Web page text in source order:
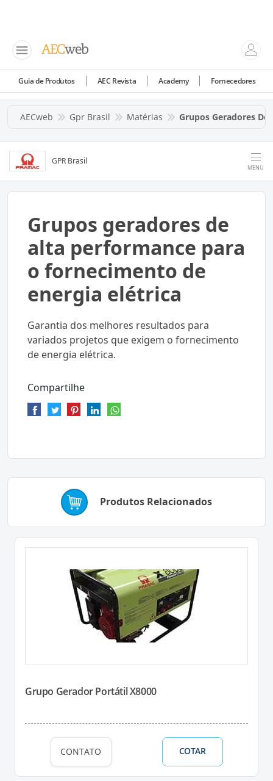
Guia de Produtos AEC Revista Academy Fornecedores
AECweb Gpr Brasil Matérias Grupos Geradores
GPR Brasil
MENU
Grupos geradores de
alta performance para
o fornecimento de
energia elétrica
Garantia dos melhores resultados para
variados projetos que exigem o fornecimento
de energia elétrica.
Compartilhe
Produtos Relacionados
Grupo Gerador Portátil X8000
CONTATO COTAR